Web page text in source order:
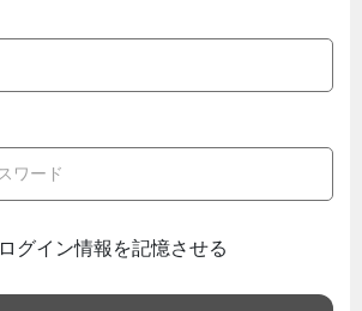
ログイン情報を記憶させる